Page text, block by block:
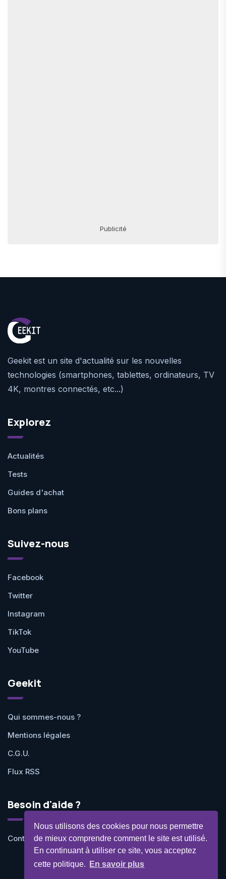
Nous utilisons des cookies pour nous permettre
de mieux comprendre comment le site est utilisé.
En continuant à utiliser ce site, vous acceptez
cette politique.
En savoir plus
Publicité
Geekit est un site d'actualité sur les nouvelles
technologies (smartphones, tablettes, ordinateurs, TV
4K, montres connectés, etc...)
Explorez
Actualités
Tests
Guides d'achat
Bons plans
Suivez-nous
Facebook
Twitter
Instagram
TikTok
YouTube
Geekit
Qui sommes-nous ?
Mentions légales
C.G.U.
Flux RSS
Besoin d'aide ?
Contactez-nous